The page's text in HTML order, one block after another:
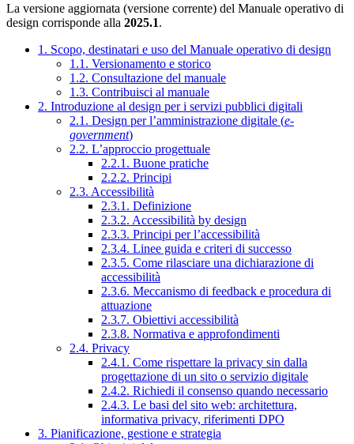
La versione aggiornata (versione corrente) del Manuale operativo di
design corrisponde alla 2025.1.
1. Scopo, destinatari e uso del Manuale operativo di design
1.1. Versionamento e storico
1.2. Consultazione del manuale
1.3. Contribuisci al manuale
2. Introduzione al design per i servizi pubblici digitali
2.1. Design per l’amministrazione digitale (e-
government)
2.2. L’approccio progettuale
2.2.1. Buone pratiche
2.2.2. Principi
2.3. Accessibilità
2.3.1. Definizione
2.3.2. Accessibilità by design
2.3.3. Principi per l’accessibilità
2.3.4. Linee guida e criteri di successo
2.3.5. Come rilasciare una dichiarazione di
accessibilità
2.3.6. Meccanismo di feedback e procedura di
attuazione
2.3.7. Obiettivi accessibilità
2.3.8. Normativa e approfondimenti
2.4. Privacy
2.4.1. Come rispettare la privacy sin dalla
progettazione di un sito o servizio digitale
2.4.2. Richiedi il consenso quando necessario
2.4.3. Le basi del sito web: architettura,
informativa privacy, riferimenti DPO
3. Pianificazione, gestione e strategia